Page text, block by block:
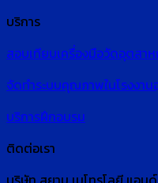
บริการ
สอบเทียบเครื่องมือวัดอุตสา
จัดทำระบบคุณภาพในโรงงา
บริการฝึกอบรม
ติดต่อเรา